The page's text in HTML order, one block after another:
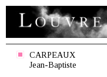
CARPEAUX
Jean-Baptiste